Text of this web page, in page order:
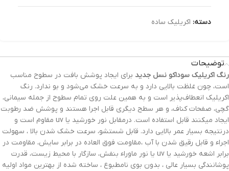
دسته: اکریلیک ساده
توضیحات
رنگ‌ اکریلیک سوداکو نسل جدید برای ایجاد پوشش بافت در سطوح مناسب
است، چون غلظت بالایی دارد و به سرعت خشک می‌شود و بو ندارد. رنگ
اکریلیک انعطاف‌پذیر است و به همین علت روی تمام سطوح از جمله سیمانی،
گچی، صفحات کناف، و هر سطح دیگری قابل اجرا هستند و پوشش ضد رطوبت
ایجاد میکنند قابل استفاده است. درمقابل نور خورشید یا uv مقاوم است و
درنتیجه بسیار عمر بالایی دارد. قابل شستشو، سرعت خشک شدن بالا ، سهولت
اجراء و قابل رقیق شدن با آب ،مقاومت فوق العاده در برابر سایش، مقاومت در
برابر اشعه خورشید یا uv یا نور ماوراء بنفش، سازگار با محیط زیست، قدرت
پوشانندگی بسیار عالی ، بدون بوی نامطبوع ، ساخته شده از بهترین مواد اولیه